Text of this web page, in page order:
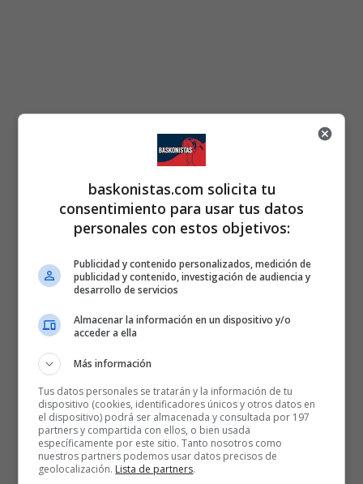
baskonistas.com solicita tu
consentimiento para usar tus datos
personales con estos objetivos:
Publicidad y contenido personalizados, medición de
publicidad y contenido, investigación de audiencia y
desarrollo de servicios
Almacenar la información en un dispositivo y/o
acceder a ella
Más información
Tus datos personales se tratarán y la información de tu
dispositivo (cookies, identificadores únicos y otros datos en
el dispositivo) podrá ser almacenada y consultada por 197
partners y compartida con ellos, o bien usada
específicamente por este sitio. Tanto nosotros como
nuestros partners podemos usar datos precisos de
geolocalización. Lista de partners.